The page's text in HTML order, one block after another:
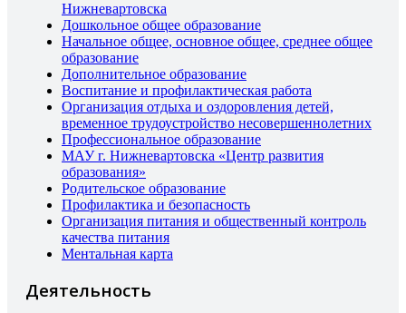
Нижневартовска
Дошкольное общее образование
Начальное общее, основное общее, среднее общее
образование
Дополнительное образование
Воспитание и профилактическая работа
Организация отдыха и оздоровления детей,
временное трудоустройство несовершеннолетних
Профессиональное образование
МАУ г. Нижневартовска «Центр развития
образования»
Родительское образование
Профилактика и безопасность
Организация питания и общественный контроль
качества питания
Ментальная карта
Деятельность